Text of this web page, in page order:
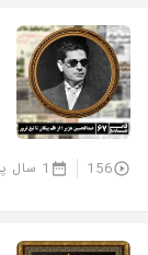
156 1 سال پیش